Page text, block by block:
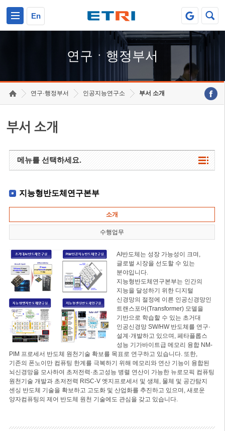
En
연구ㆍ행정부서
연구·행정부서 인공지능연구소 부서 소개
부서 소개
메뉴를 선택하세요.
지능형반도체연구본부
소개
수행업무
AI반도체는 성장 가능성이 크며,
글로벌 시장을 선도할 수 있는
분야입니다.
지능형반도체연구본부는 인간의
지능을 달성하기 위한 디지털
신경망의 절정에 이른 인공신경망인
트랜스포머(Transformer) 모델을
기반으로 학습할 수 있는 초거대
인공신경망 SW/HW 반도체를 연구·
설계·개발하고 있으며, 페타플롭스
성능 기가바이트급 메모리 융합 NM-
PIM 프로세서 반도체 원천기술 확보를 목표로 연구하고 있습니다. 또한,
기존의 폰노이만 컴퓨팅 한계를 극복하기 위해 메모리와 연산 기능이 융합된
뇌신경망을 모사하여 초저전력·초고성능 병렬 연산이 가능한 뉴로모픽 컴퓨팅
원천기술 개발과 초저전력 RISC-V 엣지프로세서 및 생체, 물체 및 공간탐지
센싱 반도체 기술을 확보하고 고도화 및 산업화를 추진하고 있으며, 새로운
양자컴퓨팅의 제어 반도체 원천 기술에도 관심을 갖고 있습니다.